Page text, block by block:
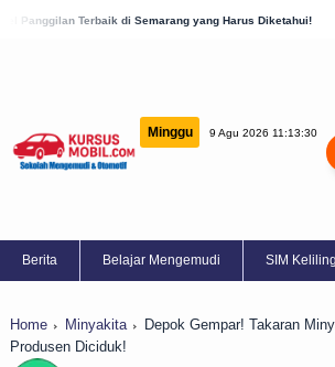
di Semarang yang Harus Diketahui! 9 Bengkel
Minggu 9 Agu 2026 11:13:31
Berita Belajar Mengemudi SIM Keliling
Home Minyakita
Depok Gempar! Takaran
Produsen Diciduk!